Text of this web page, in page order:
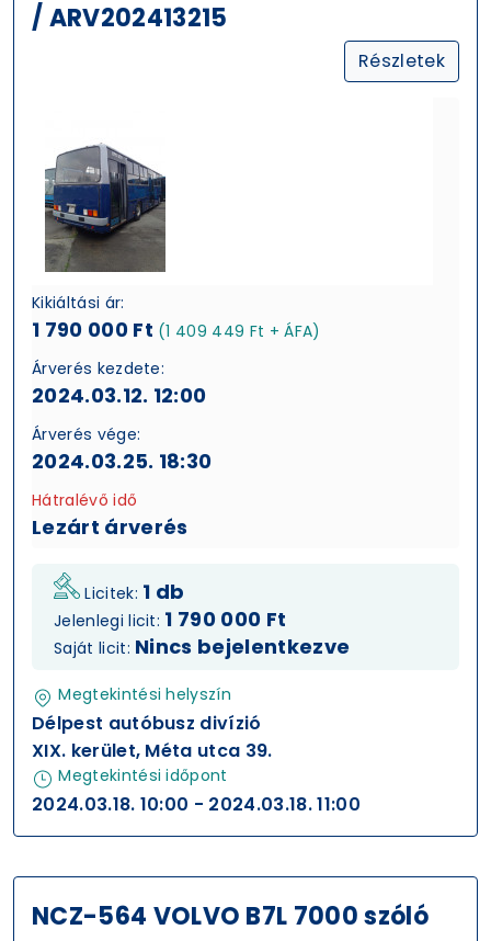
/ ARV202413215
Részletek
Kikiáltási ár:
1 790 000 Ft (1 409 449 Ft + ÁFA)
Árverés kezdete:
2024.03.12. 12:00
Árverés vége:
2024.03.25. 18:30
Hátralévő idő
Lezárt árverés
Licitek: 1 db
Jelenlegi licit: 1 790 000 Ft
Saját licit: Nincs bejelentkezve
Megtekintési helyszín
Délpest autóbusz divízió
XIX. kerület, Méta utca 39.
Megtekintési időpont
2024.03.18. 10:00 - 2024.03.18. 11:00
NCZ-564 VOLVO B7L 7000 szóló